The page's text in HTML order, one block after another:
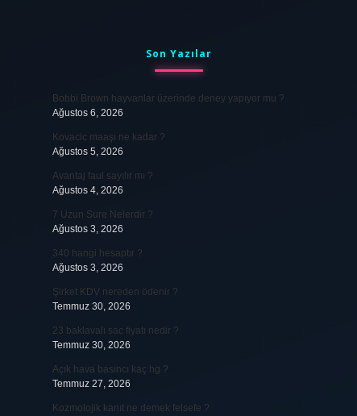
SidebarSon Yazılar
Bobbi Brown hayvanlar üzerinde deney yapıyor mu ?
Ağustos 6, 2026
Kovacic maaşı ne kadar ?
Ağustos 5, 2026
Avantaj faul sayılır mı ?
Ağustos 4, 2026
7 Uzun Sure Nelerdir ?
Ağustos 3, 2026
340 hangi hesaptır ?
Ağustos 3, 2026
Şirket KDV nereden ödenir ?
Temmuz 30, 2026
23 baklavalı sac fiyatı nedir ?
Temmuz 30, 2026
Açık hava basıncı kaç hg ?
Temmuz 27, 2026
Kozmolojik kanıt ne demek felsefe ?